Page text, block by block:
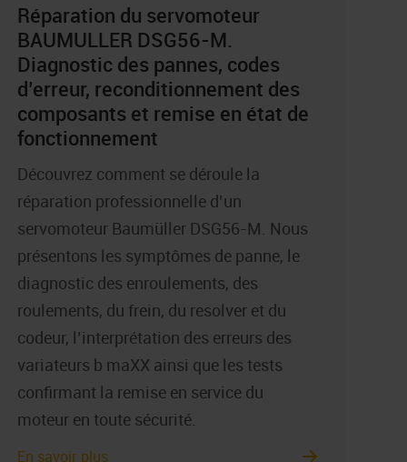
Réparation du servomoteur
BAUMULLER DSG56-M.
Diagnostic des pannes, codes
d’erreur, reconditionnement des
composants et remise en état de
fonctionnement
Découvrez comment se déroule la
réparation professionnelle d’un
servomoteur Baumüller DSG56-M. Nous
présentons les symptômes de panne, le
diagnostic des enroulements, des
roulements, du frein, du resolver et du
codeur, l’interprétation des erreurs des
variateurs b maXX ainsi que les tests
confirmant la remise en service du
moteur en toute sécurité.
En savoir plus